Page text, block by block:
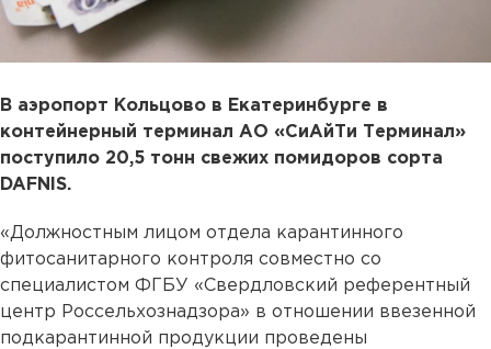
В аэропорт Кольцово в Екатеринбурге в
контейнерный терминал АО «СиАйТи Терминал»
поступило 20,5 тонн свежих помидоров сорта
DAFNIS.
«Должностным лицом отдела карантинного
фитосанитарного контроля совместно со
специалистом ФГБУ «Свердловский референтный
центр Россельхознадзора» в отношении ввезенной
подкарантинной продукции проведены